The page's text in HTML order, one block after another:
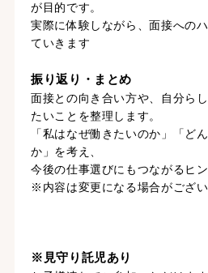
が目的です。
実際に体験しながら、面接への
ていきます
振り返り・まとめ
面接との向き合い方や、自分ら
たいことを整理します。
「私はなぜ働きたいのか」「ど
か」を考え、
今後の仕事選びにもつながるヒ
※内容は変更になる場合がござい
※見守り託児あり